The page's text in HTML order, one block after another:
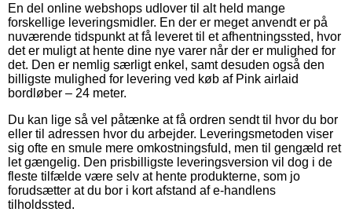
En del online webshops udlover til alt held mange
forskellige leveringsmidler. En der er meget anvendt er på
nuværende tidspunkt at få leveret til et afhentningssted, hvor
det er muligt at hente dine nye varer når der er mulighed for
det. Den er nemlig særligt enkel, samt desuden også den
billigste mulighed for levering ved køb af Pink airlaid
bordløber – 24 meter.
Du kan lige så vel påtænke at få ordren sendt til hvor du bor
eller til adressen hvor du arbejder. Leveringsmetoden viser
sig ofte en smule mere omkostningsfuld, men til gengæld ret
let gængelig. Den prisbilligste leveringsversion vil dog i de
fleste tilfælde være selv at hente produkterne, som jo
forudsætter at du bor i kort afstand af e-handlens
tilholdssted.